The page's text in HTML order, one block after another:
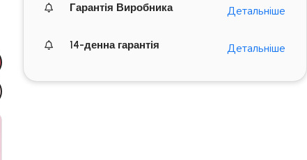
Гарантія Виробника Детальніше
14-денна гарантія Детальніше